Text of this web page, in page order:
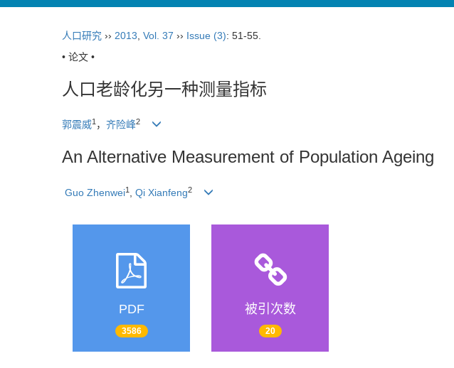
人口研究 ›› 2013 Vol. 37 ›› Issue (3): 51-55.
• 论文 •
人口老龄化另一种测量指标
郭震威1 ， 齐险峰2
An Alternative Measurement of Population Ageing
Guo Zhenwei1 Qi Xianfeng2
PDF
3586
被引次数
20